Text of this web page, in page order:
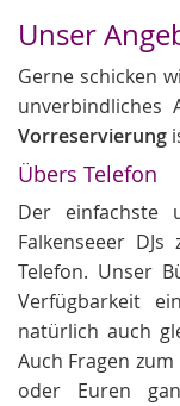
Unser
Gerne schicken
unverbindliches
Vorreservierung
Übers Telefon
Der einfachste
Falkenseeer
Telefon. Unser
Verfügbarkeit
natürlich auch
Auch Fragen
oder Euren